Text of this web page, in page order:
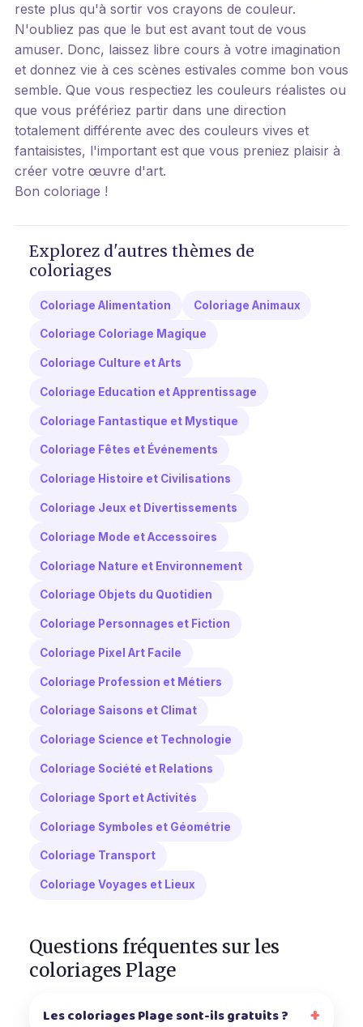
reste plus qu'à sortir vos crayons de couleur.
N'oubliez pas que le but est avant tout de vous
amuser. Donc, laissez libre cours à votre imagination
et donnez vie à ces scènes estivales comme bon vous
semble. Que vous respectiez les couleurs réalistes ou
que vous préfériez partir dans une direction
totalement différente avec des couleurs vives et
fantaisistes, l'important est que vous preniez plaisir à
créer votre œuvre d'art.
Bon coloriage !
Explorez d'autres thèmes de
coloriages
Coloriage Alimentation Coloriage Animaux
Coloriage Coloriage Magique
Coloriage Culture et Arts
Coloriage Education et Apprentissage
Coloriage Fantastique et Mystique
Coloriage Fêtes et Événements
Coloriage Histoire et Civilisations
Coloriage Jeux et Divertissements
Coloriage Mode et Accessoires
Coloriage Nature et Environnement
Coloriage Objets du Quotidien
Coloriage Personnages et Fiction
Coloriage Pixel Art Facile
Coloriage Profession et Métiers
Coloriage Saisons et Climat
Coloriage Science et Technologie
Coloriage Société et Relations
Coloriage Sport et Activités
Coloriage Symboles et Géométrie
Coloriage Transport
Coloriage Voyages et Lieux
Questions fréquentes sur les
coloriages Plage
Les coloriages Plage sont-ils gratuits ?